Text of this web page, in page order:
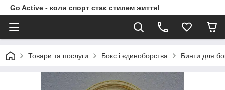
Go Active - коли спорт стає стилем життя!
Товари та послуги Бокс і єдиноборства Бинти для